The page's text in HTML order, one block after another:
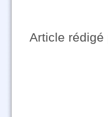
Article rédigé